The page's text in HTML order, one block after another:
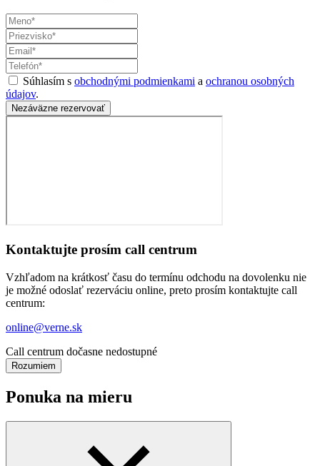
Súhlasím s obchodnými podmienkami a ochranou osobných
údajov.
Nezáväzne rezervovať
Kontaktujte prosím call centrum
Vzhľadom na krátkosť času do termínu odchodu na dovolenku nie
je možné odoslať rezerváciu online, preto prosím kontaktujte call
centrum:
online@verne.sk
Call centrum dočasne nedostupné
Rozumiem
Ponuka na mieru